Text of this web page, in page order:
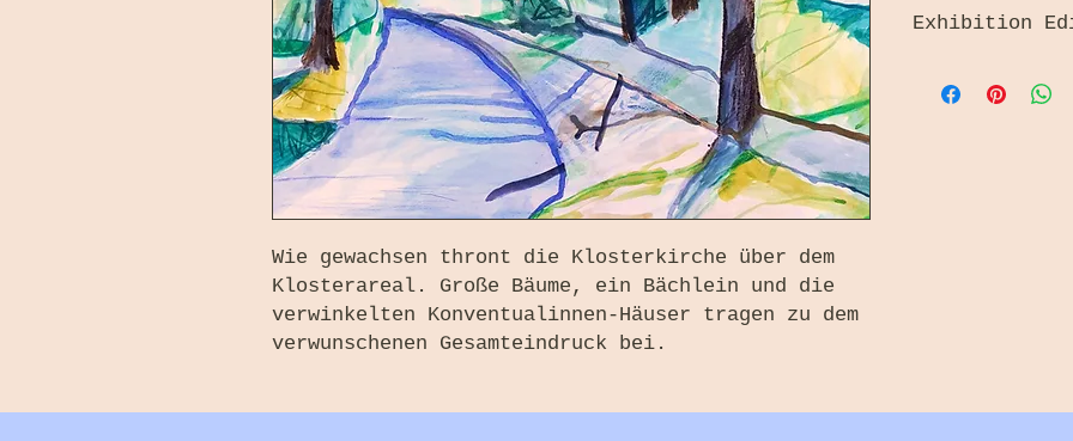
Wie gewachsen thront die Klosterkirche über dem
Klosterareal. Große Bäume, ein Bächlein und die
verwinkelten Konventualinnen-Häuser tragen zu dem
verwunschenen Gesamteindruck bei.
kostenlos.
Exhibition